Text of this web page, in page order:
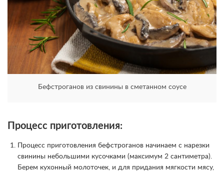
Бефстроганов из свинины в сметанном соусе
Процесс приготовления:
Процесс приготовления бефстроганов начинаем с нарезки
свинины небольшими кусочками (максимум 2 сантиметра).
Берем кухонный молоточек, и для придания мягкости мясу,